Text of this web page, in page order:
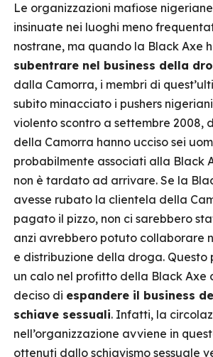
Le organizzazioni mafiose
insinuate nei luoghi meno
nostrane, ma quando la Black Axe
subentrare nel business della
dalla Camorra, i membri di
subito minacciato i pushers
violento scontro a settembre 2008,
della Camorra hanno ucciso sei
probabilmente associati alla Black
non è tardato ad arrivare. Se la
avesse rubato la clientela della
pagato il pizzo, non ci sarebbero
anzi avrebbero potuto collaborare
e distribuzione della droga. Questo
un calo nel profitto della Black Axe
deciso di espandere il business
schiave sessuali. Infatti, la
nell’organizzazione avviene in
ottenuti dallo schiavismo sessuale